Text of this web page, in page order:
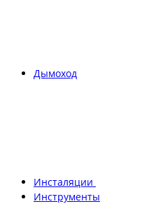
Дымоход
Инсталяции
Инструменты